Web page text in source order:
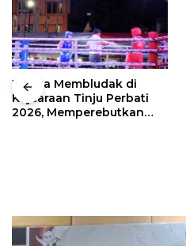
Warga Membludak di
Kejuaraan Tinju Perbati
2026, Memperebutkan